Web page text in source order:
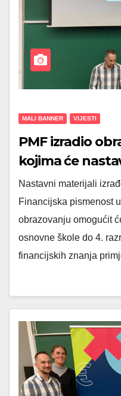
MALI BANNER VIJESTI
PMF izradio
kojima će
učenike
pismenosti
Nastavni materijali
Financijska pismenost
obrazovanju omogućit
osnovne škole do 4.
financijskih znanja